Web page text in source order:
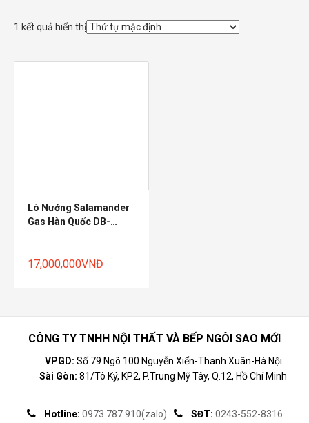
1 kết quả hiển thị
Lò Nướng Salamander
Gas Hàn Quốc DB-
17,000,000VNĐ
CÔNG TY TNHH NỘI THẤT VÀ BẾP NGÔI SAO MỚI
VPGD: Số 79 Ngõ 100 Nguyễn Xiển-Thanh Xuân-Hà Nội
Sài Gòn: 81/Tô Ký, KP2, P.Trung Mỹ Tây, Q.12, Hồ Chí Minh
Hotline: 0973 787 910(zalo) SĐT: 0243-552-8316